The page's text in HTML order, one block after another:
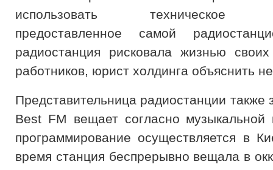
использовать техническое
предоставленное самой
радиостанция рисковала жизнью своих
работников, юрист холдинга объяснить
Представительница радиостанции также
Best FM вещает согласно музыкальной
программирование осуществляется в
время станция беспрерывно вещала в